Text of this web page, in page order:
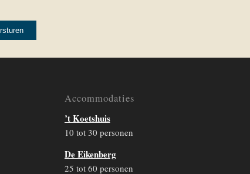
Accommodaties
’t Koetshuis
10 tot 30 personen
De Eikenberg
25 tot 60 personen